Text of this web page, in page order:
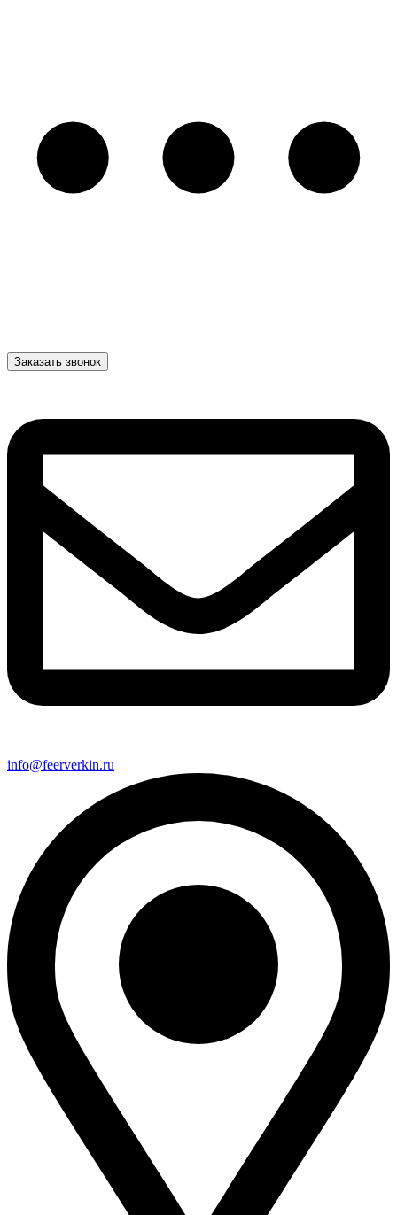
Заказать звонок
info@feerverkin.ru